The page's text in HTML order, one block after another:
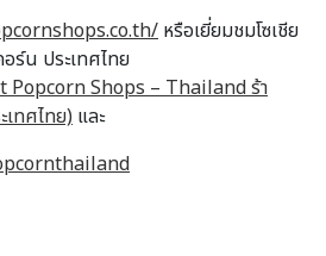
หรือเยี่ยมชมโซเชีย
ร์น ประเทศไทย
Popcorn Shops – Thailand ร้า
ทศไทย) และ